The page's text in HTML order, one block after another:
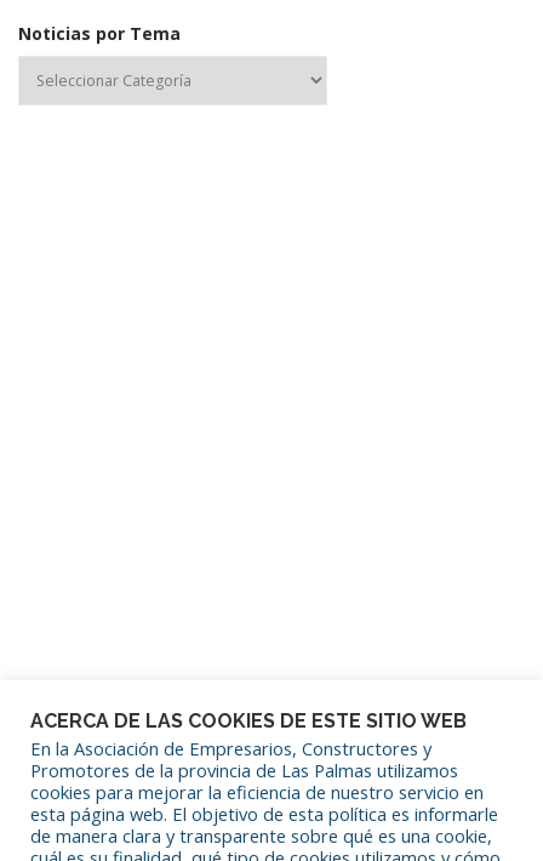
Noticias por Tema
SÍGUENOS EN REDES SOCIALES
ACERCA DE LAS COOKIES DE ESTE SITIO WEB
En la Asociación de Empresarios, Constructores y
Promotores de la provincia de Las Palmas utilizamos
cookies para mejorar la eficiencia de nuestro servicio en
esta página web. El objetivo de esta política es informarle
de manera clara y transparente sobre qué es una cookie,